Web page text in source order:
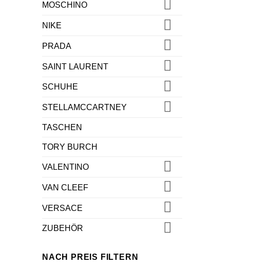
MOSCHINO
NIKE
PRADA
SAINT LAURENT
SCHUHE
STELLAMCCARTNEY
TASCHEN
TORY BURCH
VALENTINO
VAN CLEEF
VERSACE
ZUBEHÖR
NACH PREIS FILTERN